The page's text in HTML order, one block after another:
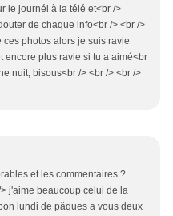
le journél à la télé et<br />
de chaque info<br /> <br />
ces photos alors je suis ravie
encore plus ravie si tu a aimé<br
nuit, bisous<br /> <br /> <br />
et les commentaires ?
j'aime beaucoup celui de la
lundi de pâques a vous deux